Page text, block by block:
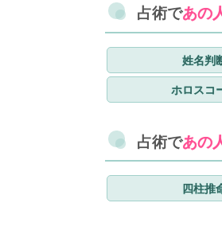
占術であの
姓名判
ホロスコ
占術であの
四柱推